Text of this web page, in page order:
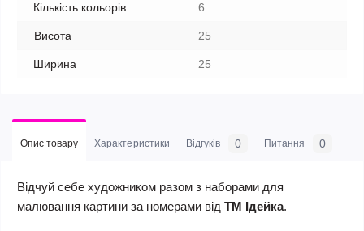
Кількість кольорів 6
Висота 25
Ширина 25
Опис товару Характеристики Відгуків 0 Питання 0
Відчуй себе художником разом з наборами для
малювання картини за номерами від ТМ Ідейка.